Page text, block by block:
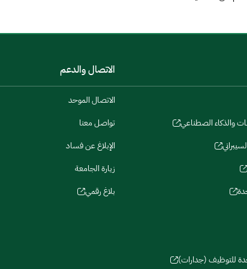
والذكاء الصطناعي
للتوظيف (جدارات)
الاتصال والدعم
الاتصال الموحد
تواصل معنا
الإبلاغ عن فساد
زيارة الجامعة
بلاغ رقمي